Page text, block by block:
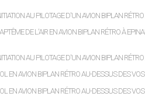
AU PILOTAGE D'UN AVION BIPLAN
DE L'AIR EN AVION BIPLAN RÉTRO À
AU PILOTAGE D'UN AVION BIPLAN
EN AVION BIPLAN RÉTRO AU-DESSUS DES
EN AVION BIPLAN RÉTRO AU-DESSUS DES